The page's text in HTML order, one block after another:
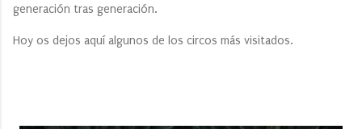
generación tras generación.
Hoy os dejos aquí algunos de los circos más visitados.